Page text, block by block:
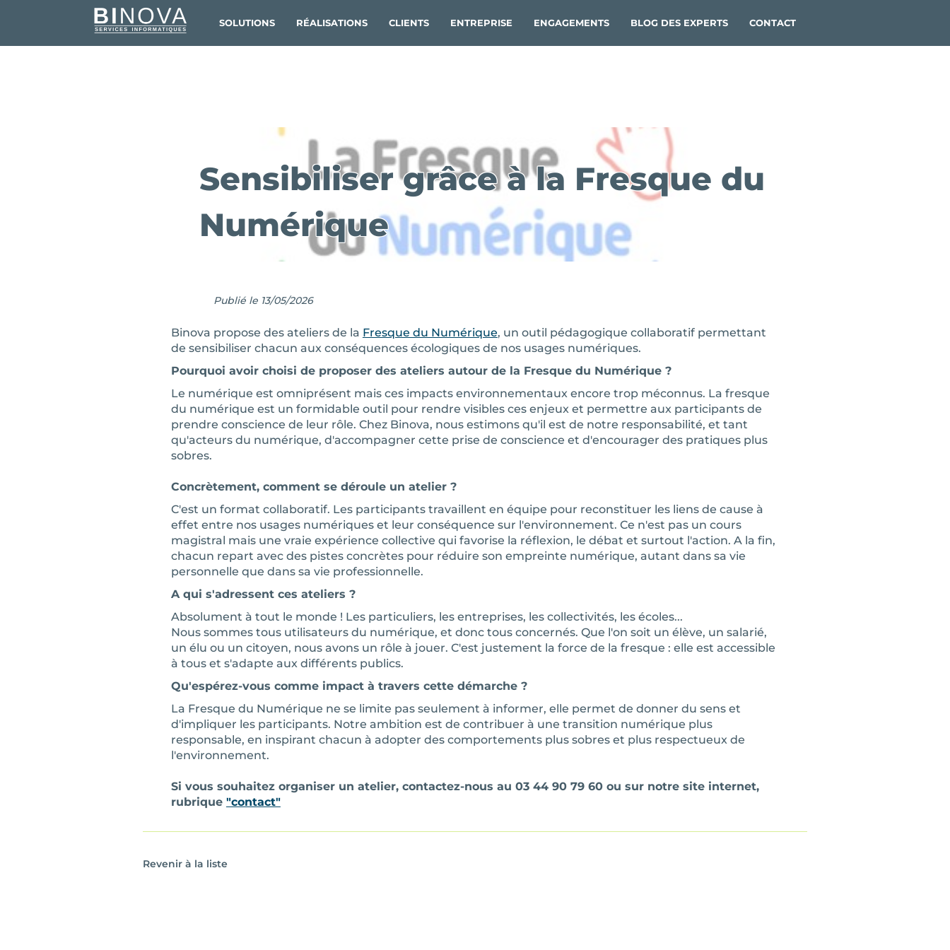
SOLUTIONS RÉALISATIONS CLIENTS ENTREPRISE ENGAGEMENTS BLOG DES EXPERTS CONTACT
Sensibiliser grâce à la Fresque du
Numérique
Publié le 13/05/2026
Binova propose des ateliers de la Fresque du Numérique, un outil pédagogique collaboratif permettant
de sensibiliser chacun aux conséquences écologiques de nos usages numériques.
Pourquoi avoir choisi de proposer des ateliers autour de la Fresque du Numérique ?
Le numérique est omniprésent mais ces impacts environnementaux encore trop méconnus. La fresque
du numérique est un formidable outil pour rendre visibles ces enjeux et permettre aux participants de
prendre conscience de leur rôle. Chez Binova, nous estimons qu'il est de notre responsabilité, et tant
qu'acteurs du numérique, d'accompagner cette prise de conscience et d'encourager des pratiques plus
sobres.
Concrètement, comment se déroule un atelier ?
C'est un format collaboratif. Les participants travaillent en équipe pour reconstituer les liens de cause à
effet entre nos usages numériques et leur conséquence sur l'environnement. Ce n'est pas un cours
magistral mais une vraie expérience collective qui favorise la réflexion, le débat et surtout l'action. A la fin,
chacun repart avec des pistes concrètes pour réduire son empreinte numérique, autant dans sa vie
personnelle que dans sa vie professionnelle.
A qui s'adressent ces ateliers ?
Absolument à tout le monde ! Les particuliers, les entreprises, les collectivités, les écoles...
Nous sommes tous utilisateurs du numérique, et donc tous concernés. Que l'on soit un élève, un salarié,
un élu ou un citoyen, nous avons un rôle à jouer. C'est justement la force de la fresque : elle est accessible
à tous et s'adapte aux différents publics.
Qu'espérez-vous comme impact à travers cette démarche ?
La Fresque du Numérique ne se limite pas seulement à informer, elle permet de donner du sens et
d'impliquer les participants. Notre ambition est de contribuer à une transition numérique plus
responsable, en inspirant chacun à adopter des comportements plus sobres et plus respectueux de
l'environnement.
Si vous souhaitez organiser un atelier, contactez-nous au 03 44 90 79 60 ou sur notre site internet,
rubrique "contact"
Revenir à la liste